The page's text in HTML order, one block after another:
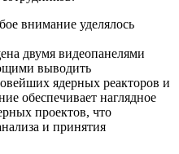
внимание уделялось
двумя видеопанелями
выводить
ядерных реакторов и
обеспечивает наглядное
проектов, что
и принятия